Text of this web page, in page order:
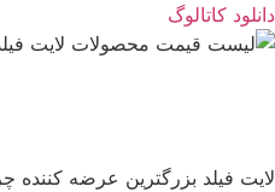
دانلود کاتالوگ
لایت فیلد بزرگترین عرضه